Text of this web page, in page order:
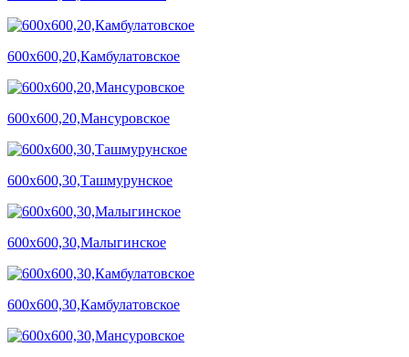
600х600,20,Камбулатовское
600х600,20,Мансуровское
600х600,30,Ташмурунское
600х600,30,Малыгинское
600х600,30,Камбулатовское